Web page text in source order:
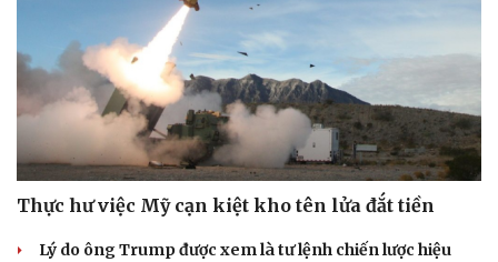
Thực hư việc Mỹ cạn kiệt kho tên lửa đắt tiền
Lý do ông Trump được xem là tư lệnh chiến lược hiệu